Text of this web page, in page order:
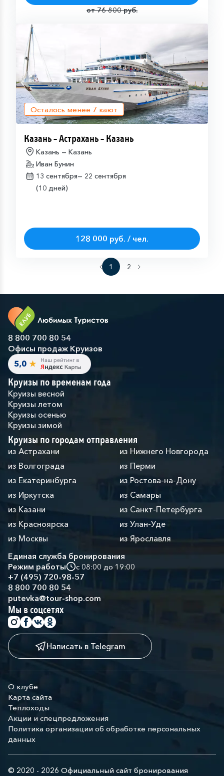
от 76 800 руб.
Осталось менее 7 кают
Казань – Астрахань – Казань
Казань — Казань
Иван Бунин
13 сентября— 22 сентября
(10 дней)
128 000 руб. / чел.
1 2
8 800 700 80 54
Офисы продаж Круизов
Круизы по временам года
Круизы весной
Круизы летом
Круизы осенью
Круизы зимой
Круизы по городам отправления
из Астрахани
из Волгограда
из Екатеринбурга
из Иркутска
из Казани
из Красноярска
из Москвы
из Нижнего Новгорода
из Перми
из Ростова-на-Дону
из Самары
из Санкт-Петербурга
из Улан-Уде
из Ярославля
Единая служба бронирования
Режим работы
с 08:00 до 19:00
+7 (495) 720-98-57
8 800 700 80 54
putevka@tour-shop.com
Мы в соцсетях
Написать в Telegram
О клубе
Карта сайта
Теплоходы
Акции и спецпредложения
Политика организации об обработке персональных
данных
© 2020 - 2026 Официальный сайт бронирования